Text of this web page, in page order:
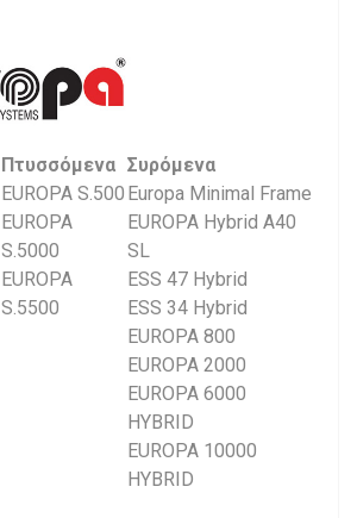
Πτυσσόμενα
EUROPA S.500
EUROPA
S.5000
EUROPA
S.5500
Συρόμενα
Europa Minimal Frame
EUROPA Hybrid A40
SL
ESS 47 Hybrid
ESS 34 Hybrid
EUROPA 800
EUROPA 2000
EUROPA 6000
HYBRID
EUROPA 10000
HYBRID